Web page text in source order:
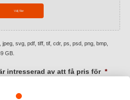
Välj filer
svg, pdf, tiff, tif, cdr, ps, psd, png, bmp,
GB.
intresserad av att få pris för *